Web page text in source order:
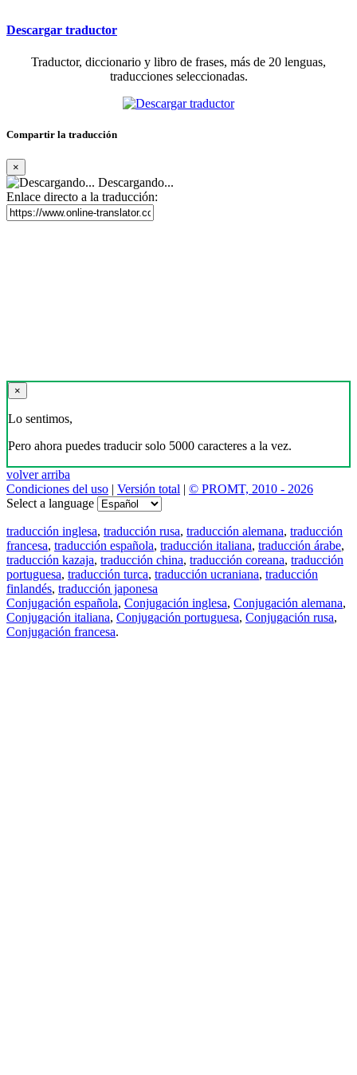
Descargar traductor
Traductor, diccionario y libro de frases, más de 20 lenguas,
traducciones seleccionadas.
Compartir la traducción
×
Descargando...
Enlace directo a la traducción:
×
Lo sentimos,
Pero ahora puedes traducir solo 5000 caracteres a la vez.
volver arriba
Condiciones del uso | Versión total | © PROMT, 2010 - 2026
Select a language
traducción inglesa, traducción rusa, traducción alemana, traducción
francesa, traducción española, traducción italiana, traducción árabe,
traducción kazaja, traducción china, traducción coreana, traducción
portuguesa, traducción turca, traducción ucraniana, traducción
finlandés, traducción japonesa
Conjugación española, Conjugación inglesa, Conjugación alemana,
Conjugación italiana, Conjugación portuguesa, Conjugación rusa,
Conjugación francesa.